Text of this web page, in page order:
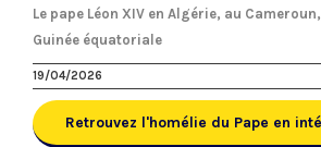
Le pape Léon XIV en Algérie, au
Guinée équatoriale
19/04/2026
Retrouvez l'homélie du Pape en